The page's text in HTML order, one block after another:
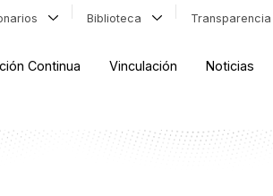
Biblioteca Transparencia
Continua Vinculación Noticias